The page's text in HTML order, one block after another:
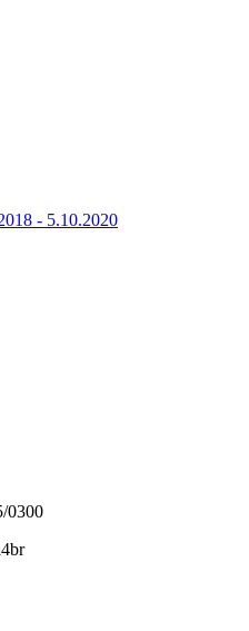
- 5.10.2020
0300